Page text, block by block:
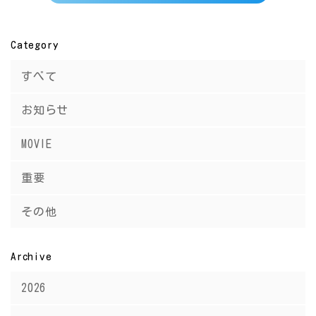
Category
すべて
お知らせ
MOVIE
重要
その他
Archive
2026